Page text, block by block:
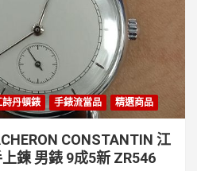
丹頓錶 手錶流當品 精選商品
CONSTANTIN 江
鍊 男錶 9成5新 ZR546